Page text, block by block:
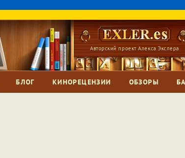
Авторский проект Алекса Экслера
БЛОГ КИНОРЕЦЕНЗИИ ОБЗОРЫ